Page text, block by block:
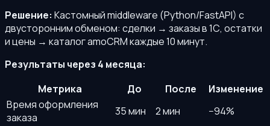
Решение: Кастомный middleware (Python/FastAPI) с
двусторонним обменом: сделки → заказы в 1С, остатки
и цены → каталог amoCRM каждые 10 минут.
Результаты через 4 месяца:
Метрика
До После
Изменение
Время оформления
заказа
35 мин 2 мин
−94%